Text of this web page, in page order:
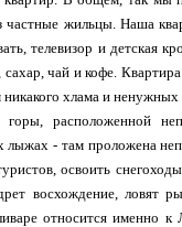
жильцы. Наша
телевизор и детская
чай и кофе.
хлама и
расположенной
- там проложена
освоить
восхождение, ловят
относится именно